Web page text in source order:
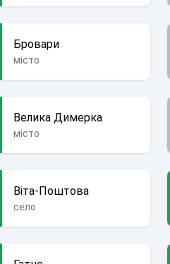
Бровари
місто
Велика Димерка
місто
Віта-Поштова
село